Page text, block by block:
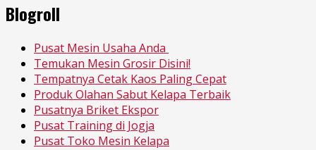
Blogroll
Pusat Mesin Usaha Anda
Temukan Mesin Grosir Disini!
Tempatnya Cetak Kaos Paling Cepat
Produk Olahan Sabut Kelapa Terbaik
Pusatnya Briket Ekspor
Pusat Training di Jogja
Pusat Toko Mesin Kelapa